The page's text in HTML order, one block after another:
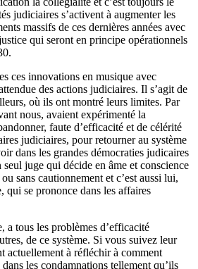
judiciaires s’activent à augmenter les
massifs de ces dernières années avec
qui seront en principe opérationnels
ces innovations en musique avec
des actions judiciaires. Il s’agit de
où ils ont montré leurs limites. Par
nous, avaient expérimenté la
faute d’efficacité et de célérité
judiciaires, pour retourner au système
dans les grandes démocraties judicaires
juge qui décide en âme et conscience
sans cautionnement et c’est aussi lui,
qui se prononce dans les affaires
a tous les problèmes d’efficacité
de ce système. Si vous suivez leur
actuellement à réfléchir à comment
les condamnations tellement qu’ils